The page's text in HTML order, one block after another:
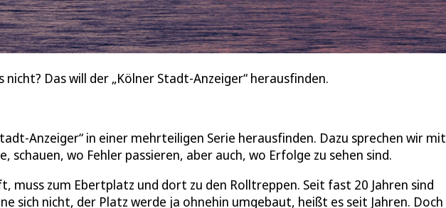
Das will der „Kölner Stadt-Anzeiger“ herausfinden.
Anzeiger“ in einer mehrteiligen Serie herausfinden. Dazu sprechen wir mit
schauen, wo Fehler passieren, aber auch, wo Erfolge zu sehen sind.
muss zum Ebertplatz und dort zu den Rolltreppen. Seit fast 20 Jahren sind
sich nicht, der Platz werde ja ohnehin umgebaut, heißt es seit Jahren. Doch